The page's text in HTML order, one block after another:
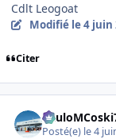
Cdlt Leogoat
Modifié le 4 juin
Citer
Posté(e) le 4